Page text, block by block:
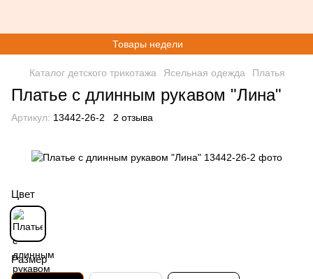
Товары недели
Каталог детского трикотажа Ясельная одежда Платья
Платье с длинным рукавом "Лина"
Артикул: 13442-26-2 2 отзыва
Цвет
Размер